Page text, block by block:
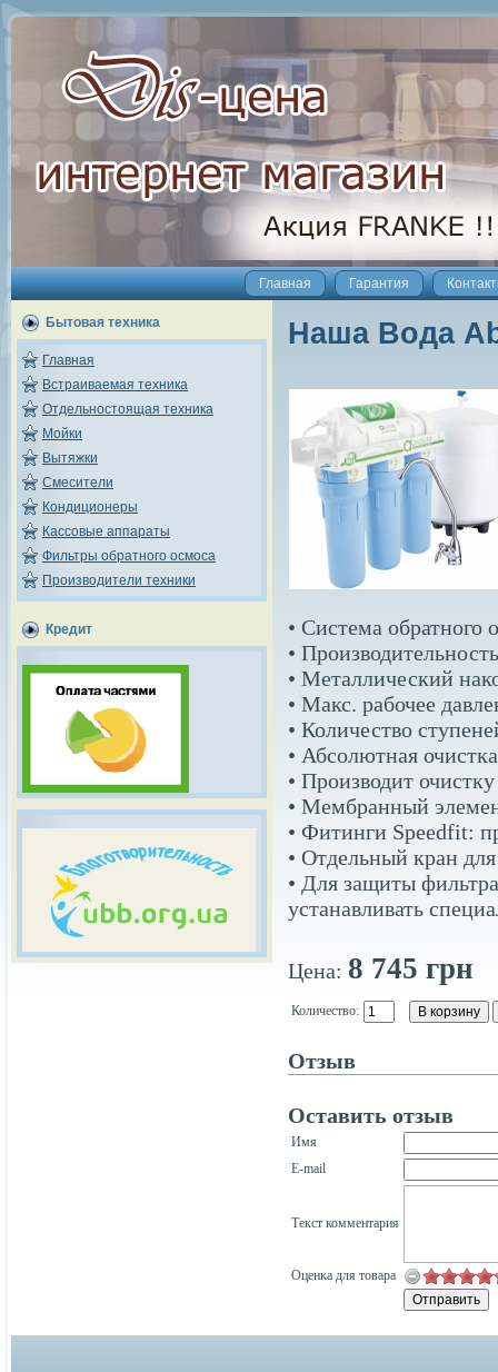
Главная Гарантия
Бытовая техника
Главная
Встраиваемая техника
Отдельностоящая техника
Мойки
Вытяжки
Смесители
Кондиционеры
Кассовые аппараты
Фильтры обратного осмоса
Производители техники
Кредит
Наша Вода
• Система обратного
•
• Металлический
• Макс. рабочее
• Количество
• Абсолютная
• Производит
• Мембранный
• Фитинги Speedfit:
• Отдельный кран
• Для защиты
устанавливать
Цена: 8 745 грн
Количество:
Отзыв
Оставить отзыв
Имя
E-mail
Текст комментария
Оценка для товара